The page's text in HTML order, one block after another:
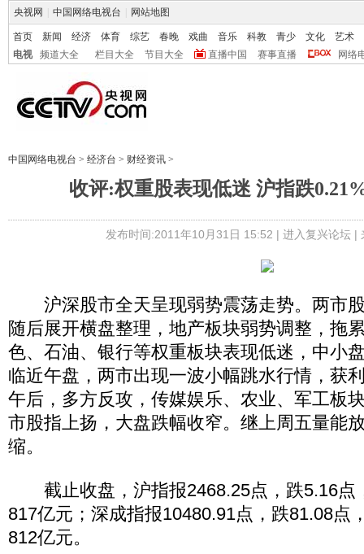
央视网 中国网络电视台 网站地图
首页 新闻 经济 体育 综艺 春晚 戏曲 音乐 科教 青少 文化
艺术
电视
频道大全 栏目大全 节目大全 直播中国 赛事直播 网络
中国网络电视台 > 经济台 > 财经资讯 >
收评:权重股表现低迷 沪指跌
发布时间:2011年10月31日 15:52 | 进入复兴论坛|
沪深股市全天呈现弱势震荡走势。两市
随后展开横盘整理，地产板块弱势调整，拖
色、石油、银行等权重板块表现低迷，中小
临近午盘，两市出现一波小幅跳水行情，获
午后，多方反攻，传媒娱乐、农业、军工板
市股指上扬，大盘跌幅收窄。继上周五量能
缩。
截止收盘，沪指报2468.25点，跌5.16点
817亿元；深成指报10480.91点，跌81.08点
812亿元。